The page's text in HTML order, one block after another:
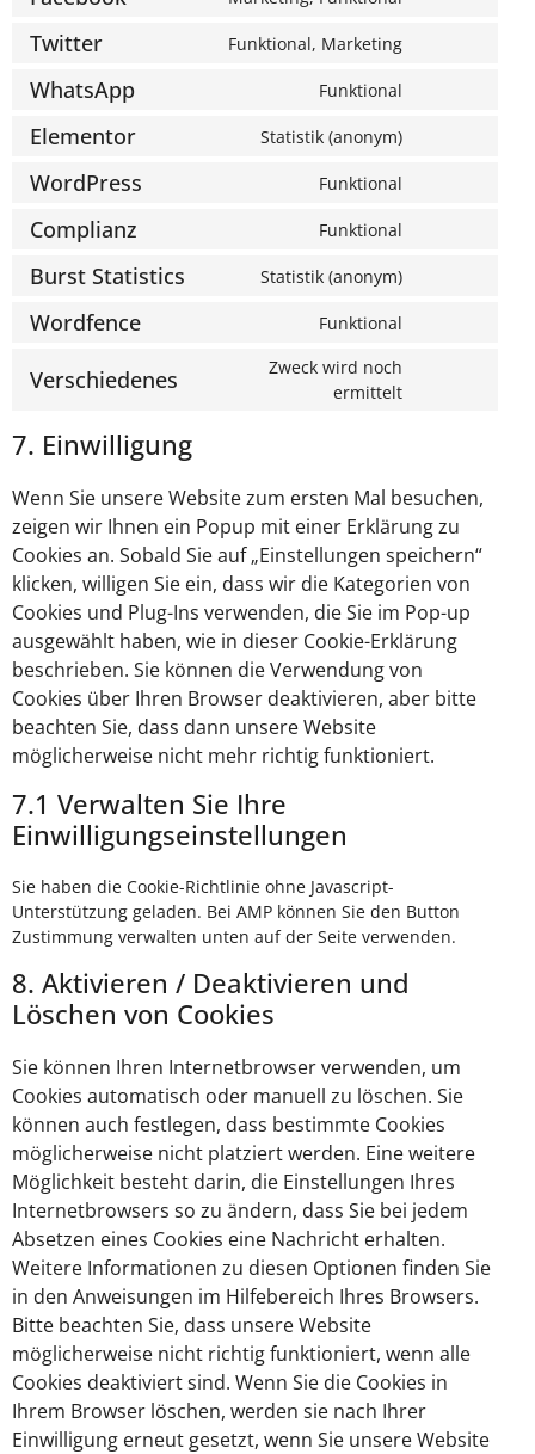
Twitter Funktional, Marketing
WhatsApp Funktional
Elementor Statistik (anonym)
WordPress Funktional
Complianz Funktional
Burst Statistics Statistik (anonym)
Wordfence Funktional
Verschiedenes
Zweck wird noch
ermittelt
7. Einwilligung
Wenn Sie unsere Website zum ersten Mal besuchen,
zeigen wir Ihnen ein Popup mit einer Erklärung zu
Cookies an. Sobald Sie auf „Einstellungen speichern“
klicken, willigen Sie ein, dass wir die Kategorien von
Cookies und Plug-Ins verwenden, die Sie im Pop-up
ausgewählt haben, wie in dieser Cookie-Erklärung
beschrieben. Sie können die Verwendung von
Cookies über Ihren Browser deaktivieren, aber bitte
beachten Sie, dass dann unsere Website
möglicherweise nicht mehr richtig funktioniert.
7.1 Verwalten Sie Ihre
Einwilligungseinstellungen
Sie haben die Cookie-Richtlinie ohne Javascript-
Unterstützung geladen. Bei AMP können Sie den Button
Zustimmung verwalten unten auf der Seite verwenden.
8. Aktivieren / Deaktivieren und
Löschen von Cookies
Sie können Ihren Internetbrowser verwenden, um
Cookies automatisch oder manuell zu löschen. Sie
können auch festlegen, dass bestimmte Cookies
möglicherweise nicht platziert werden. Eine weitere
Möglichkeit besteht darin, die Einstellungen Ihres
Internetbrowsers so zu ändern, dass Sie bei jedem
Absetzen eines Cookies eine Nachricht erhalten.
Weitere Informationen zu diesen Optionen finden Sie
in den Anweisungen im Hilfebereich Ihres Browsers.
Bitte beachten Sie, dass unsere Website
möglicherweise nicht richtig funktioniert, wenn alle
Cookies deaktiviert sind. Wenn Sie die Cookies in
Ihrem Browser löschen, werden sie nach Ihrer
Einwilligung erneut gesetzt, wenn Sie unsere Website